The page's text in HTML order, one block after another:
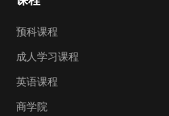
预科课程
成人学习课程
英语课程
商学院